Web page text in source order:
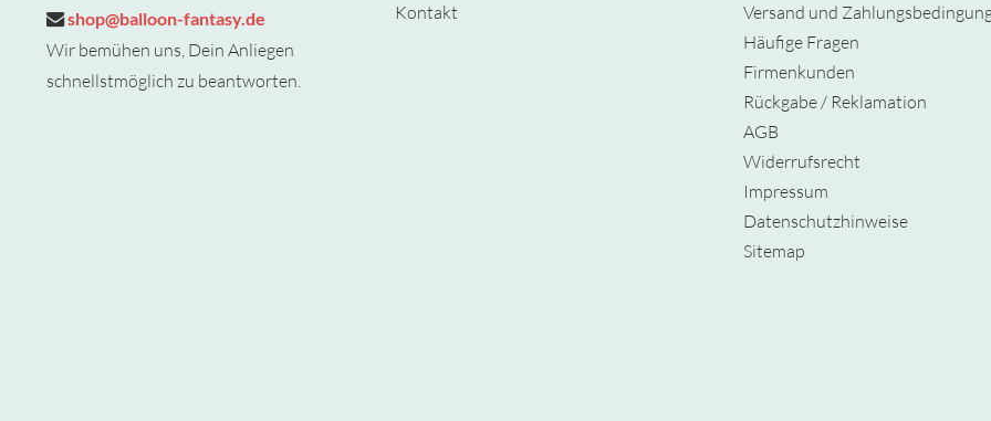
shop@balloon-fantasy.de
Wir bemühen uns, Dein Anliegen
schnellstmöglich zu beantworten.
Kontakt
Versand und
Häufige Fragen
Firmenkunden
Rückgabe / Reklamation
AGB
Widerrufsrecht
Impressum
Datenschutzhinweise
Sitemap